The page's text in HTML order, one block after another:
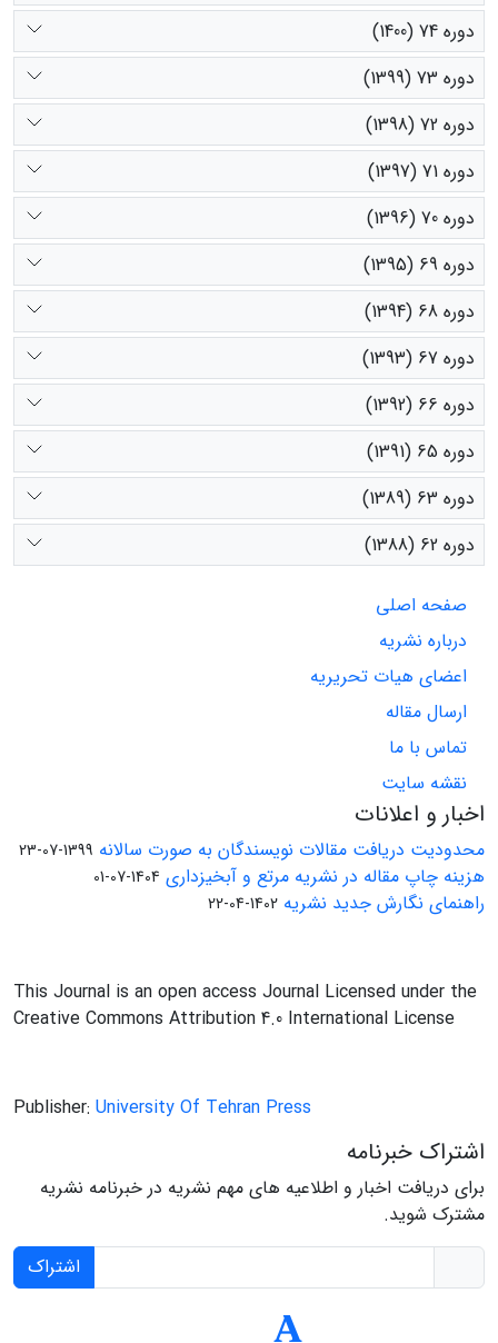
دوره 74 (1400)
دوره 73 (1399)
دوره 72 (1398)
دوره 71 (1397)
دوره 70 (1396)
دوره 69 (1395)
دوره 68 (1394)
دوره 67 (1393)
دوره 66 (1392)
دوره 65 (1391)
دوره 63 (1389)
دوره 62 (1388)
صفحه اصلی
درباره نشریه
اعضای هیات تحریریه
ارسال مقاله
تماس با ما
نقشه سایت
اخبار و اعلانات
محدودیت دریافت مقالات نویسندگان به صورت سالانه 1399-07-23
هزینه چاپ مقاله در نشریه مرتع و آبخیزداری 1404-07-01
راهنمای نگارش جدید نشریه 1402-04-22
This Journal is an open access Journal Licensed under the
Creative Commons Attribution 4.0 International License
Publisher: University Of Tehran Press
اشتراک خبرنامه
برای دریافت اخبار و اطلاعیه های مهم نشریه در خبرنامه نشریه
مشترک شوید.
اشتراک